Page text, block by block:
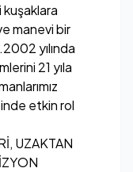
manevi bir
yılında
21 yıla
etkin rol
UZAKTAN